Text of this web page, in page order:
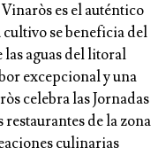
es el auténtico
se beneficia del
las aguas del litoral
excepcional y una
celebra las Jornadas
de la zona
culinarias